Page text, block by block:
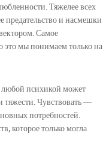
Тяжелее всех
предательство и насмешки
Самое
это мы понимаем только на
любой психикой может
тяжести. Чувствовать —
потребностей.
которое только могла